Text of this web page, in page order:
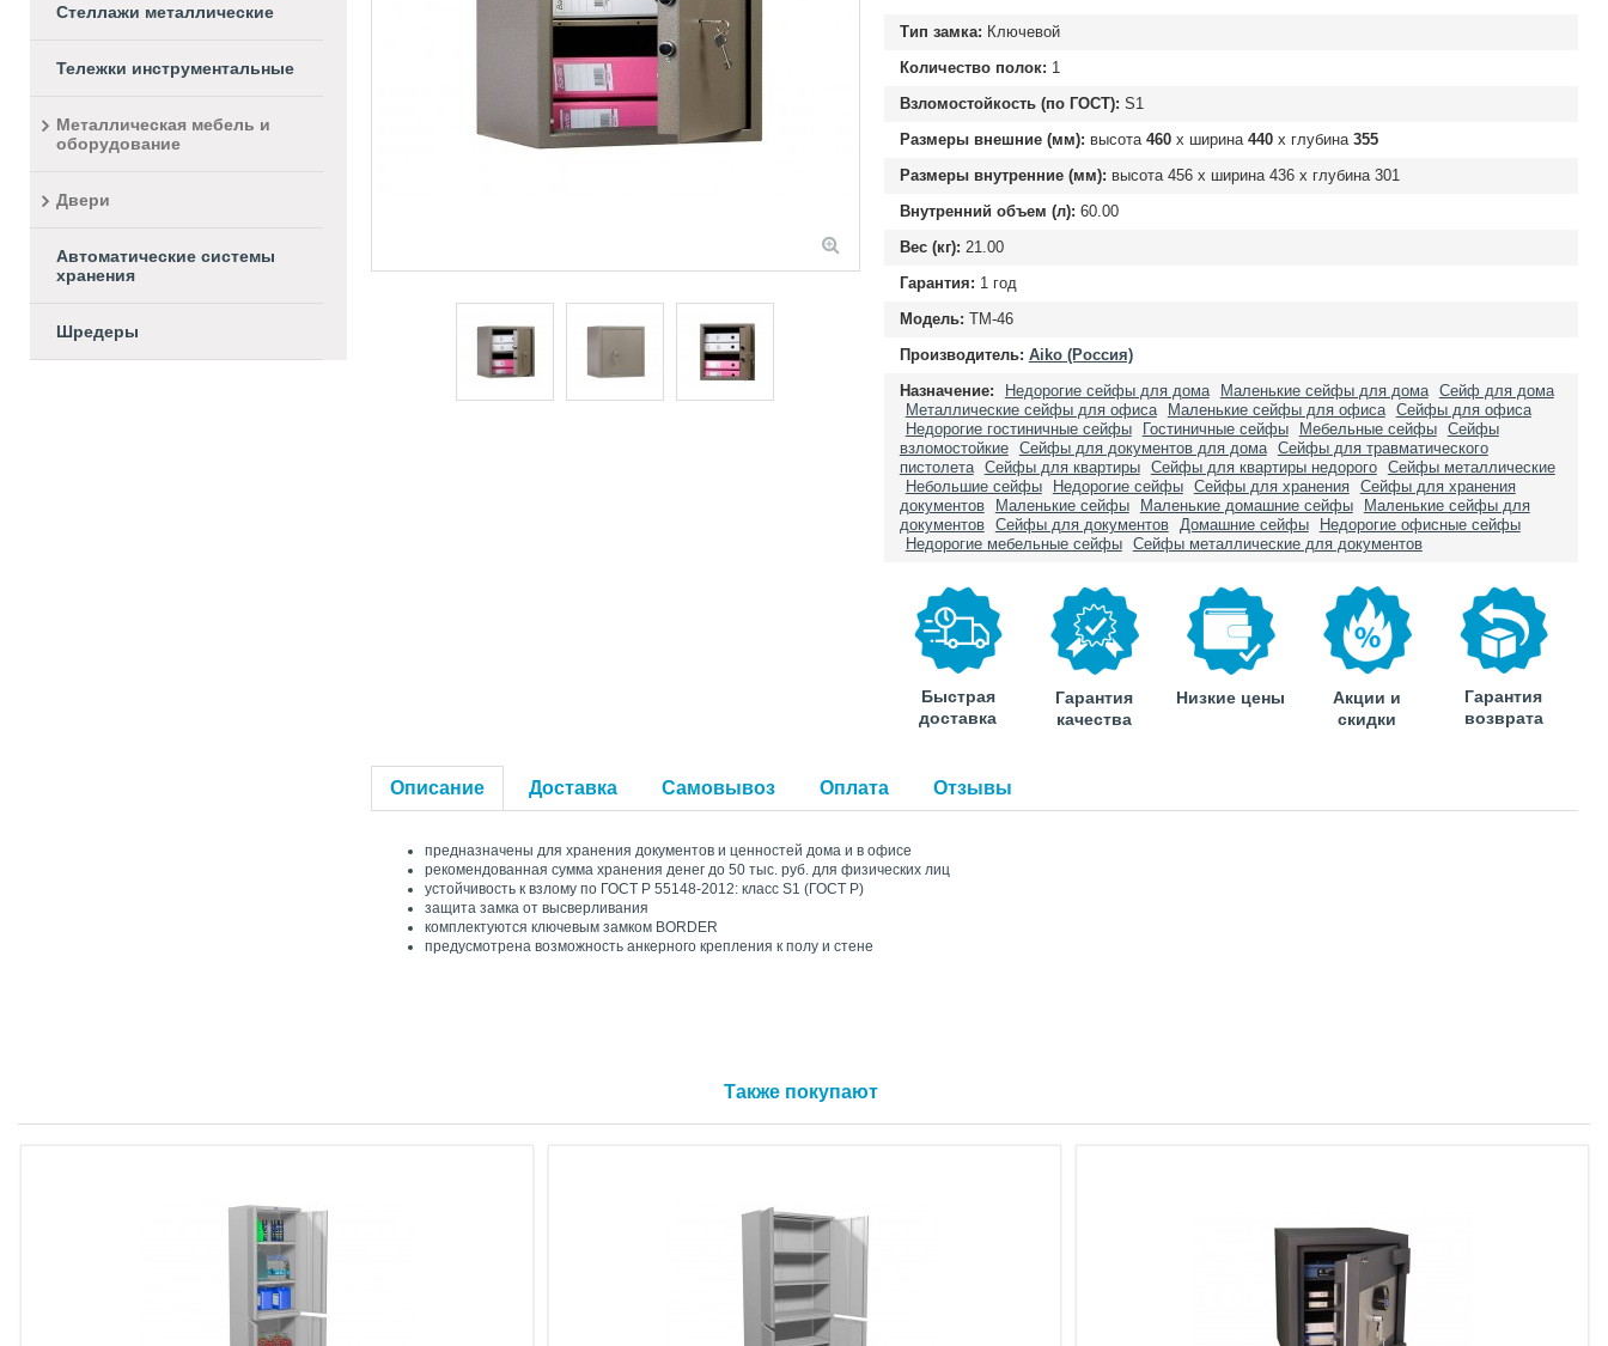
Стеллажи металлические
Тележки инструментальные
Металлическая мебель и
оборудование
Двери
Автоматические системы
хранения
Шредеры
Тип замка: Ключевой
Количество полок: 1
Взломостойкость (по ГОСТ): S1
Размеры внешние (мм): высота 460х ширина 440х глубина 355
Размеры внутренние (мм): высота 456х ширина 436х глубина 301
Внутренний объем (л): 60.00
Вес (кг): 21.00
Гарантия: 1 год
Модель: TM-46
Производитель: Aiko (Россия)
Назначение:
Недорогие сейфы для дома Маленькие сейфы для дома
Сейф для дома
Металлические сейфы для офиса
Маленькие сейфы для офиса
Сейфы для офиса
Недорогие гостиничные сейфы
Гостиничные сейфы Мебельные сейфы
Сейфы
взломостойкие
Сейфы для документов для дома
Сейфы для травматического
пистолета
Сейфы для квартиры Сейфы для квартиры недорого
Сейфы металлические
Небольшие сейфы
Недорогие сейфы Сейфы для хранения
Сейфы для хранения
документов
Маленькие сейфы Маленькие домашние сейфы
Маленькие сейфы для
документов
Сейфы для документов Домашние сейфы
Недорогие офисные сейфы
Недорогие мебельные сейфы
Сейфы металлические для документов
Быстрая
доставка
Гарантия
качества
Низкие цены
Акции и
скидки
Гарантия
возврата
Описание Доставка Самовывоз Оплата Отзывы
предназначены для хранения документов и ценностей дома и в офисе
рекомендованная сумма хранения денег до 50 тыс. руб. для физических лиц
устойчивость к взлому по ГОСТ Р 55148-2012: класс S1 (ГОСТ Р)
защита замка от высверливания
комплектуются ключевым замком BORDER
предусмотрена возможность анкерного крепления к полу и стене
Также покупают